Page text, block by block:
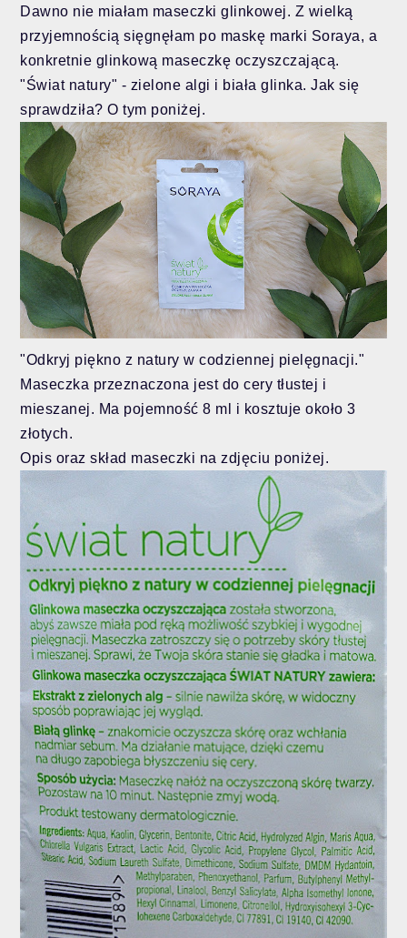
Dawno nie miałam maseczki glinkowej. Z wielką
przyjemnością sięgnęłam po maskę marki Soraya, a
konkretnie glinkową maseczkę oczyszczającą.
"Świat natury" - zielone algi i biała glinka. Jak się
sprawdziła? O tym poniżej.
"Odkryj piękno z natury w codziennej pielęgnacji."
Maseczka przeznaczona jest do cery tłustej i
mieszanej. Ma pojemność 8 ml i kosztuje około 3
złotych.
Opis oraz skład maseczki na zdjęciu poniżej.